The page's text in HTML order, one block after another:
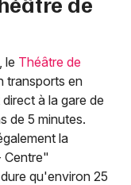
le Théâtre de
transports en
à la gare de
de 5 minutes.
la
Centre"
qu'environ 25